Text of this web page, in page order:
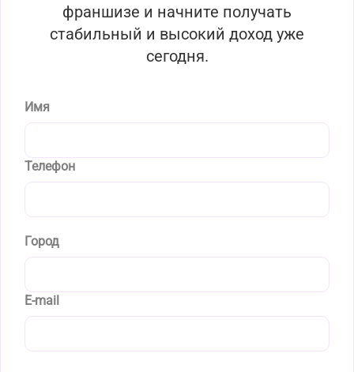
франшизе и начните получать
стабильный и высокий доход уже
сегодня.
Имя
Телефон
Город
E-mail